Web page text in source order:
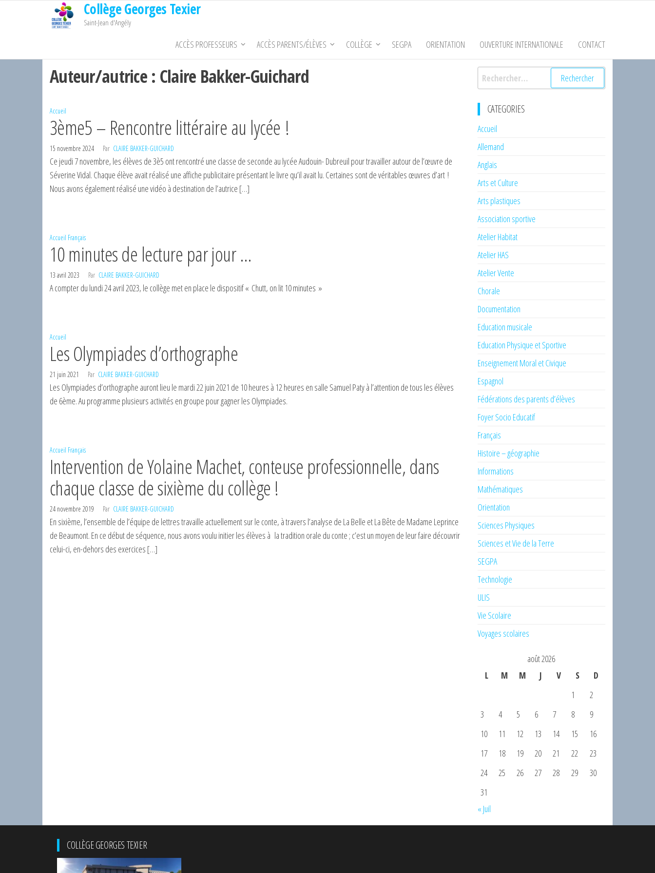
Collège Georges Texier
Saint-Jean d'Angély
ACCÈS PROFESSEURS ACCÈS PARENTS/ÉLÈVES COLLÈGE SEGPA ORIENTATION OUVERTURE INTERNATIONALE CONTACT
Auteur/autrice : Claire Bakker-Guichard
Accueil
3ème5 – Rencontre littéraire au lycée !
15 novembre 2024 Par CLAIRE BAKKER-GUICHARD
Ce jeudi 7 novembre, les élèves de 3è5 ont rencontré une classe de seconde au lycée Audouin- Dubreuil pour travailler autour de l’œuvre de
Séverine Vidal. Chaque élève avait réalisé une affiche publicitaire présentant le livre qu’il avait lu. Certaines sont de véritables œuvres d’art !
Nous avons également réalisé une vidéo à destination de l’autrice […]
Accueil Français
10 minutes de lecture par jour …
13 avril 2023 Par CLAIRE BAKKER-GUICHARD
A compter du lundi 24 avril 2023, le collège met en place le dispositif « Chutt, on lit 10 minutes »
Accueil
Les Olympiades d’orthographe
21 juin 2021 Par CLAIRE BAKKER-GUICHARD
Les Olympiades d’orthographe auront lieu le mardi 22 juin 2021 de 10 heures à 12 heures en salle Samuel Paty à l’attention de tous les élèves
de 6ème. Au programme plusieurs activités en groupe pour gagner les Olympiades.
Accueil Français
Intervention de Yolaine Machet, conteuse professionnelle, dans
chaque classe de sixième du collège !
24 novembre 2019 Par CLAIRE BAKKER-GUICHARD
En sixième, l’ensemble de l’équipe de lettres travaille actuellement sur le conte, à travers l’analyse de La Belle et La Bête de Madame Leprince
de Beaumont. En ce début de séquence, nous avons voulu initier les élèves à la tradition orale du conte ; c’est un moyen de leur faire découvrir
celui-ci, en-dehors des exercices […]
Rechercher :
CATEGORIES
Accueil
Allemand
Anglais
Arts et Culture
Arts plastiques
Association sportive
Atelier Habitat
Atelier HAS
Atelier Vente
Chorale
Documentation
Education musicale
Education Physique et Sportive
Enseignement Moral et Civique
Espagnol
Fédérations des parents d’élèves
Foyer Socio Educatif
Français
Histoire – géographie
Informations
Mathématiques
Orientation
Sciences Physiques
Sciences et Vie de la Terre
SEGPA
Technologie
ULIS
Vie Scolaire
Voyages scolaires
août 2026
L
M M J V S
D
1
2
3
4 5 6 7 8
9
10
11 12 13 14 15
16
17
18 19 20 21 22
23
24
25 26 27 28 29
30
31
« Juil
COLLÈGE GEORGES TEXIER